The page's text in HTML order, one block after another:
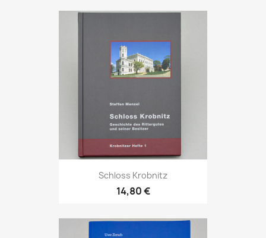
Schloss Krobnitz
14,80 €